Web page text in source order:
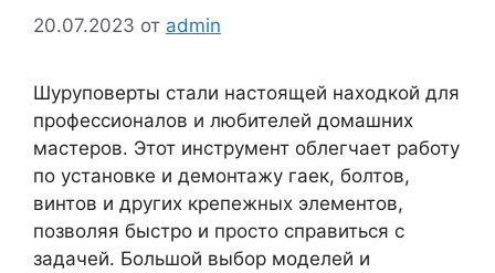
20.07.2023 от admin
Шуруповерты стали настоящей находкой для
профессионалов и любителей домашних
мастеров. Этот инструмент облегчает работу
по установке и демонтажу гаек, болтов,
винтов и других крепежных элементов,
позволяя быстро и просто справиться с
задачей. Большой выбор моделей и